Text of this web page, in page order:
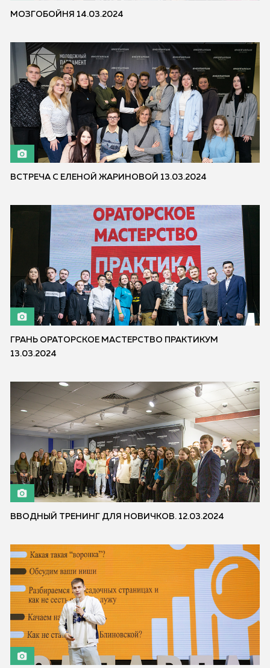
МОЗГОБОЙНЯ 14.03.2024
ВСТРЕЧА С ЕЛЕНОЙ ЖАРИНОВОЙ 13.03.2024
ГРАНЬ ОРАТОРСКОЕ МАСТЕРСТВО ПРАКТИКУМ
13.03.2024
ВВОДНЫЙ ТРЕНИНГ ДЛЯ НОВИЧКОВ. 12.03.2024